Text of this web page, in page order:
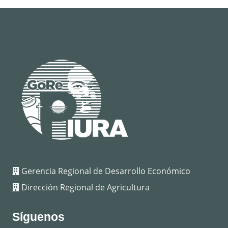
Gerencia Regional de Desarrollo Económico
Dirección Regional de Agricultura
Síguenos